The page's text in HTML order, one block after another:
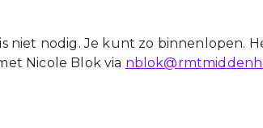
niet nodig. Je kunt zo binnenlopen.
Nicole Blok via